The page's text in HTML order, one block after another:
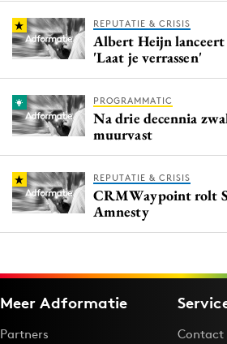
REPUTATIE & CRISIS
Albert Heijn
'Laat je verrassen'
PROGRAMMATIC
Na drie decennia
muurvast
REPUTATIE & CRISIS
CRMWaypoint rolt
Amnesty
Meer Adformatie
Partners
Contact